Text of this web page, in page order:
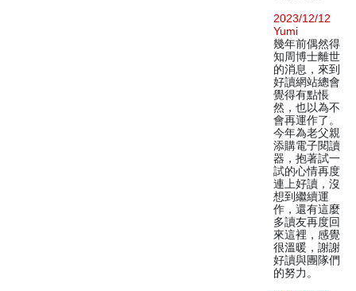
2023/12/12
Yumi
幾年前偶然得
知周博士離世
的消息，來到
好讀網站總會
覺得有點悵
然，也以為不
會再運作了。
今年為老父親
添購電子閱讀
器，抱著試一
試的心情再度
連上好讀，沒
想到繼續運
作，還有這麼
多讀友再度回
來這裡，感覺
很溫暖，謝謝
好讀與團隊們
的努力。